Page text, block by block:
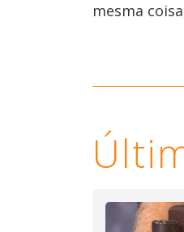
mesma